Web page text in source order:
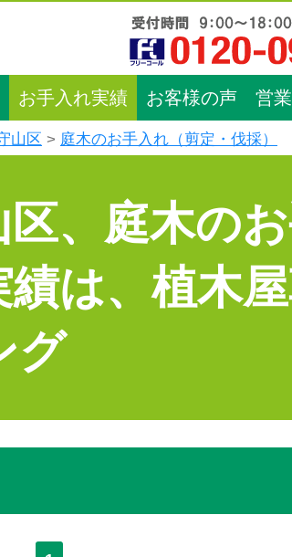
お手入れ実績 お客様の声 営
山区 庭木のお手入れ（剪定・伐採）
、庭木の
績は、植木
グ